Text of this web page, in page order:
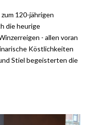
120-jährigen
die heurige
- allen voran
Köstlichkeiten
Stiel begeisterten die